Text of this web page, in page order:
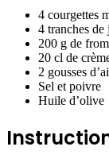
4 courgettes
4 tranches
200 g de
20 cl de
2 gousses
Sel et poivre
Huile d’olive